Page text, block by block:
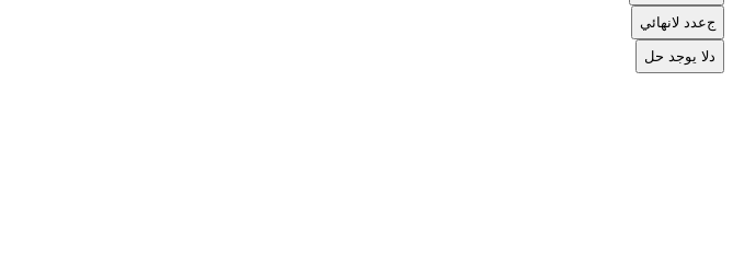
جعدد لانهائي
د لا يوجد حل